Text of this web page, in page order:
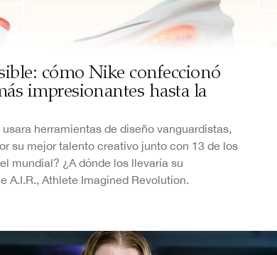
cómo Nike confeccionó
impresionantes hasta la
herramientas de diseño vanguardistas,
su mejor talento creativo junto con 13 de los
mundial? ¿A dónde los llevaría su
A.I.R., Athlete Imagined Revolution.